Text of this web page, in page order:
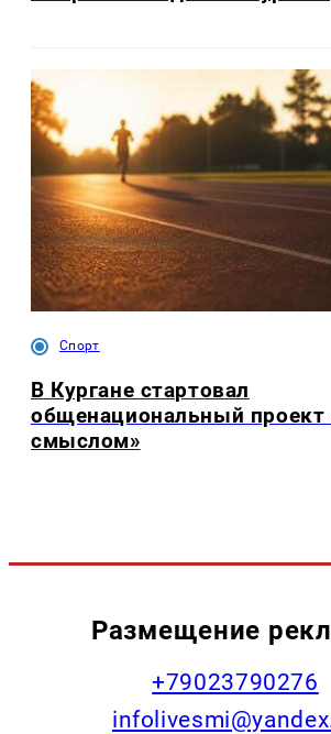
Спорт
В Кургане стартовал
общенациональный проект
смыслом»
Размещение
+79023790276